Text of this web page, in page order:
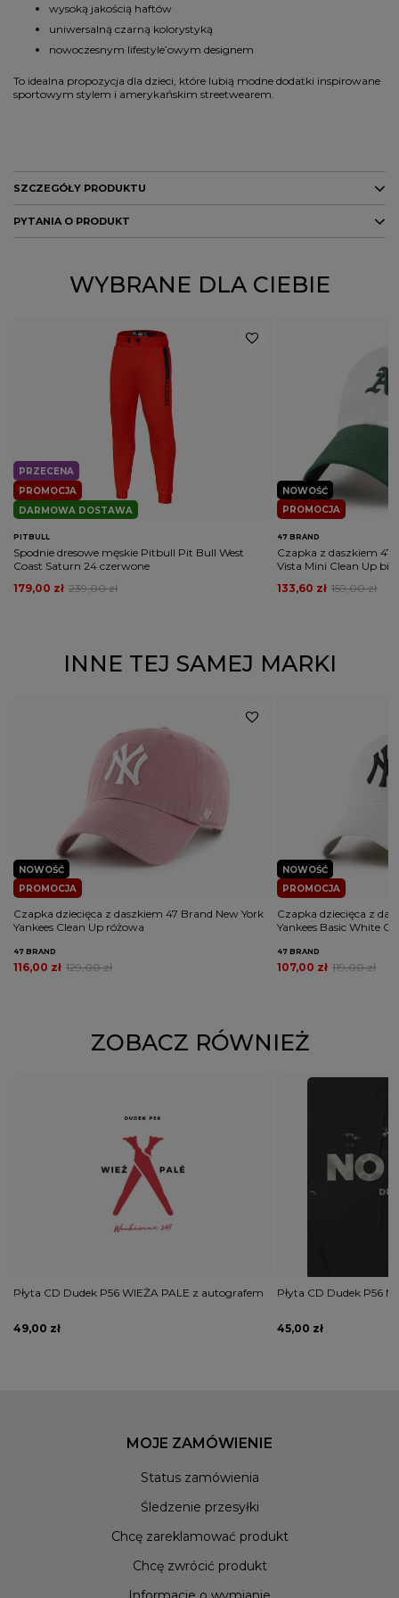
wysoką jakością haftów
uniwersalną czarną kolorystyką
nowoczesnym lifestyle’owym designem
To idealna propozycja dla dzieci, które lubią modne dodatki inspirowane
sportowym stylem i amerykańskim streetwearem.
SZCZEGÓŁY PRODUKTU
Marka 47 Brand
czarny
wymaganych przepisami
PYTANIA O PRODUKT
ZADAJ PYTANIE
WYBRANE DLA CIEBIE
PROMOCJA
PRZECENA
DARMOWA DOSTAWA
PITBULL
Spodnie dresowe męskie Pitbull Pit Bull West
Coast Saturn 24 czerwone
239,00 zł
179,00 zł
PROMOCJA
NOWOŚĆ
47 BRAND
Czapka z daszkiem
Vista Mini Clean Up
159,00 zł
133,60 zł
INNE TEJ SAMEJ MARKI
PROMOCJA
NOWOŚĆ
Czapka dziecięca z daszkiem 47 Brand New York
Yankees Clean Up różowa
47 BRAND
129,00 zł
116,00 zł
PROMOCJA
NOWOŚĆ
Czapka dziecięca z
Yankees Basic White
47 BRAND
119,00 zł
107,00 zł
ZOBACZ RÓWNIEŻ
Płyta CD Dudek P56 WIEŻA PALE z autografem
49,00 zł
Płyta CD Dudek P56
45,00 zł
MOJE ZAMÓWIENIE
Status zamówienia
Śledzenie przesyłki
Chcę zareklamować produkt
Chcę zwrócić produkt